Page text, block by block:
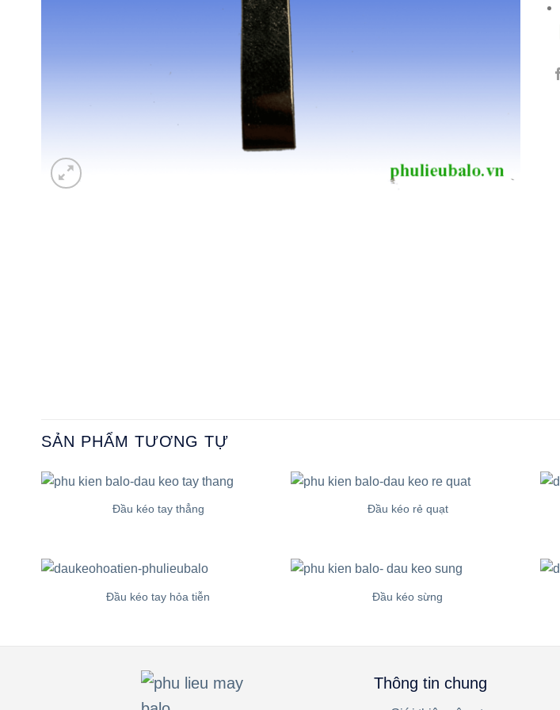
SẢN PHẨM TƯƠNG TỰ
Đầu kéo tay thẳng Đầu kéo rẻ quạt
Đầu kéo tay hỏa tiễn Đầu kéo sừng
Thông tin chung